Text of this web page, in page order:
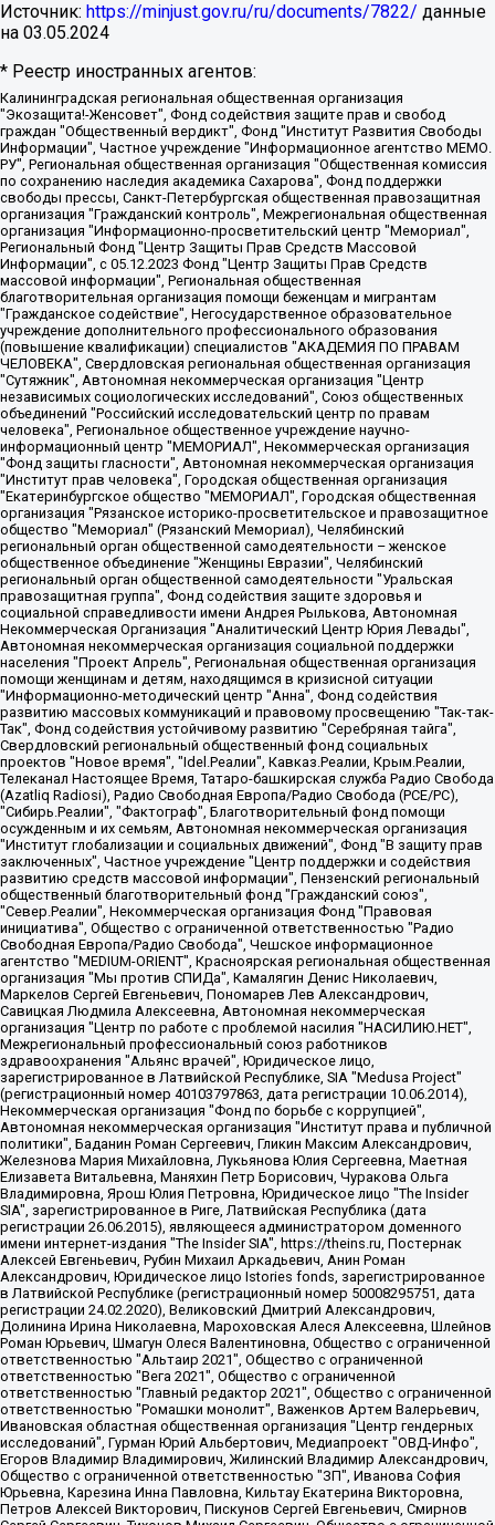
Источник: https://minjust.gov.ru/ru/documents/7822/ данные
на 03.05.2024
* Реестр иностранных агентов:
Калининградская региональная общественная организация "Экозащита!-Женсовет", Фонд содействия защите прав и свобод граждан "Общественный вердикт", Фонд "Институт Развития Свободы Информации", Частное учреждение "Информационное агентство МЕМО. РУ", Региональная общественная организация "Общественная комиссия по сохранению наследия академика Сахарова", Фонд поддержки свободы прессы, Санкт-Петербургская общественная правозащитная организация "Гражданский контроль", Межрегиональная общественная организация "Информационно-просветительский центр "Мемориал", Региональный Фонд "Центр Защиты Прав Средств Массовой Информации", с 05.12.2023 Фонд "Центр Защиты Прав Средств массовой информации", Региональная общественная благотворительная организация помощи беженцам и мигрантам "Гражданское содействие", Негосударственное образовательное учреждение дополнительного профессионального образования (повышение квалификации) специалистов "АКАДЕМИЯ ПО ПРАВАМ ЧЕЛОВЕКА", Свердловская региональная общественная организация "Сутяжник", Автономная некоммерческая организация "Центр независимых социологических исследований", Союз общественных объединений "Российский исследовательский центр по правам человека", Региональное общественное учреждение научно-информационный центр "МЕМОРИАЛ", Некоммерческая организация "Фонд защиты гласности", Автономная некоммерческая организация "Институт прав человека", Городская общественная организация "Екатеринбургское общество "МЕМОРИАЛ", Городская общественная организация "Рязанское историко-просветительское и правозащитное общество "Мемориал" (Рязанский Мемориал), Челябинский региональный орган общественной самодеятельности – женское общественное объединение "Женщины Евразии", Челябинский региональный орган общественной самодеятельности "Уральская правозащитная группа", Фонд содействия защите здоровья и социальной справедливости имени Андрея Рылькова, Автономная Некоммерческая Организация "Аналитический Центр Юрия Левады", Автономная некоммерческая организация социальной поддержки населения "Проект Апрель", Региональная общественная организация помощи женщинам и детям, находящимся в кризисной ситуации "Информационно-методический центр "Анна", Фонд содействия развитию массовых коммуникаций и правовому просвещению "Так-так-Так", Фонд содействия устойчивому развитию "Серебряная тайга", Свердловский региональный общественный фонд социальных проектов "Новое время", "Idel.Реалии", Кавказ.Реалии, Крым.Реалии, Телеканал Настоящее Время, Татаро-башкирская служба Радио Свобода (Azatliq Radiosi), Радио Свободная Европа/Радио Свобода (PCE/PC), "Сибирь.Реалии", "Фактограф", Благотворительный фонд помощи осужденным и их семьям, Автономная некоммерческая организация "Институт глобализации и социальных движений", Фонд "В защиту прав заключенных", Частное учреждение "Центр поддержки и содействия развитию средств массовой информации", Пензенский региональный общественный благотворительный фонд "Гражданский союз", "Север.Реалии", Некоммерческая организация Фонд "Правовая инициатива", Общество с ограниченной ответственностью "Радио Свободная Европа/Радио Свобода", Чешское информационное агентство "MEDIUM-ORIENT", Красноярская региональная общественная организация "Мы против СПИДа", Камалягин Денис Николаевич, Маркелов Сергей Евгеньевич, Пономарев Лев Александрович, Савицкая Людмила Алексеевна, Автономная некоммерческая организация "Центр по работе с проблемой насилия "НАСИЛИЮ.НЕТ", Межрегиональный профессиональный союз работников здравоохранения "Альянс врачей", Юридическое лицо, зарегистрированное в Латвийской Республике, SIA "Medusa Project" (регистрационный номер 40103797863, дата регистрации 10.06.2014), Некоммерческая организация "Фонд по борьбе с коррупцией", Автономная некоммерческая организация "Институт права и публичной политики", Баданин Роман Сергеевич, Гликин Максим Александрович, Железнова Мария Михайловна, Лукьянова Юлия Сергеевна, Маетная Елизавета Витальевна, Маняхин Петр Борисович, Чуракова Ольга Владимировна, Ярош Юлия Петровна, Юридическое лицо "The Insider SIA", зарегистрированное в Риге, Латвийская Республика (дата регистрации 26.06.2015), являющееся администратором доменного имени интернет-издания "The Insider SIA", https://theins.ru, Постернак Алексей Евгеньевич, Рубин Михаил Аркадьевич, Анин Роман Александрович, Юридическое лицо Istories fonds, зарегистрированное в Латвийской Республике (регистрационный номер 50008295751, дата регистрации 24.02.2020), Великовский Дмитрий Александрович, Долинина Ирина Николаевна, Мароховская Алеся Алексеевна, Шлейнов Роман Юрьевич, Шмагун Олеся Валентиновна, Общество с ограниченной ответственностью "Альтаир 2021", Общество с ограниченной ответственностью "Вега 2021", Общество с ограниченной ответственностью "Главный редактор 2021", Общество с ограниченной ответственностью "Ромашки монолит", Важенков Артем Валерьевич, Ивановская областная общественная организация "Центр гендерных исследований", Гурман Юрий Альбертович, Медиапроект "ОВД-Инфо", Егоров Владимир Владимирович, Жилинский Владимир Александрович, Общество с ограниченной ответственностью "ЗП", Иванова София Юрьевна, Карезина Инна Павловна, Кильтау Екатерина Викторовна, Петров Алексей Викторович, Пискунов Сергей Евгеньевич, Смирнов Сергей Сергеевич, Тихонов Михаил Сергеевич, Общество с ограниченной ответственностью "ЖУРНАЛИСТ-ИНОСТРАННЫЙ АГЕНТ", Арапова Галина Юрьевна, Вольтская Татьяна Анатольевна, Американская компания "Mason G.E.S. Anonymous Foundation" (США), являющаяся владельцем интернет-издания https://mnews.world/, Компания "Stichting Bellingcat", зарегистрированная в Нидерландах (дата регистрации 11.07.2018), Захаров Андрей Вячеславович, Клепиковская Екатерина Дмитриевна, Общество с ограниченной ответственностью "МЕМО", Перл Роман Александрович, Симонов Евгений Алексеевич, Соловьева Елена Анатольевна, Сотников Даниил Владимирович, Сурначева Елизавета Дмитриевна, Автономная некоммерческая организация по защите прав человека и информированию населения "Якутия – Наше Мнение", Общество с ограниченной ответственностью "Москоу диджитал медиа", с 26.01.2023 Общество с ограниченной ответственностью "Чайка Белые сады", Ветошкина Валерия Валерьевна, Заговора Максим Александрович, Межрегиональное общественное движение "Российская ЛГБТ - сеть", Оленичев Максим Владимирович, Павлов Иван Юрьевич, Скворцова Елена Сергеевна, Общество с ограниченной ответственностью "Как бы инагент", Кочетков Игорь Викторович, Общество с ограниченной ответственностью "Честные выборы", Еланчик Олег Александрович, Общество с ограниченной ответственностью "Нобелевский призыв", Гималова Регина Эмилевна, Григорьев Андрей Валерьевич, Григорьева Алина Александровна, Ассоциация по содействию защите прав призывников, альтернативнослужащих и военнослужащих "Правозащитная группа "Гражданин.Армия.Право", Хисамова Регина Фаритовна, Автономная некоммерческая организация по реализации социально-правовых программ "Лилит", Дальневосточное общественное движение "Маяк", Санкт-Петербургская ЛГБТ-инициативная группа "Выход", Инициативная группа ЛГБТ+ "Реверс", Алексеев Андрей Викторович, Бекбулатова Таисия Львовна, Беляев Иван Михайлович, Владыкина Елена Сергеевна, Гельман Марат Александрович, Никульшина Вероника Юрьевна, Толоконникова Надежда Андреевна, Шендерович Виктор Анатольевич, Общество с ограниченной ответственностью "Данное сообщение", Общество с ограниченной ответственностью Издательский дом "Новая глава", Айнбиндер Александра Александровна, Московский комьюнити-центр для ЛГБТ+инициатив, Благотворительный фонд развития филантропии, Deutsche Welle (Германия, Kurt-Schumacher-Strasse 3, 53113 Bonn), Борзунова Мария Михайловна, Воробьев Виктор Викторович, Голубева Анна Львовна, Константинова Алла Михайловна, Малкова Ирина Владимировна, Мурадов Мурад Абдулгалимович, Осетинская Елизавета Николаевна, Понасенков Евгений Николаевич, Ганапольский Матвей Юрьевич, Киселев Евгений Алексеевич, Борухович Ирина Григорьевна, Дремин Иван Тимофеевич, Дубровский Дмитрий Викторович, Красноярская региональная общественная организация поддержки и развития альтернативных образовательных технологий и межкультурных коммуникаций "ИНТЕРРА", Маяковская Екатерина Алексеевна, Фейгин Марк Захарович, Филимонов Андрей Викторович, Дзугкоева Регина Николаевна, Доброхотов Роман Александрович, Дудь Юрий Александрович, Елкин Сергей Владимирович, Кругликов Кирилл Игоревич, Сабунаева Мария Леонидовна, Семенов Алексей Владимирович, Шаинян Карен Багратович, Шульман Екатерина Михайловна, Асафьев Артур Валерьевич, Вахштайн Виктор Семенович, Венедиктов Алексей Алексеевич, Лушникова Екатерина Евгеньевна, Волков Леонид Михайлович, Невзоров Александр Глебович, Пархоменко Сергей Борисович, Сироткин Ярослав Николаевич, Кара-Мурза Владимир Владимирович, Баранова Наталья Владимировна, Гозман Леонид Яковлевич, Кагарлицкий Борис Юльевич, Климарев Михаил Валерьевич, Милов Владимир Станиславович, Автономная некоммерческая организация Краснодарский центр современного искусства "Типография", Моргенштерн Алишер Тагирович, Соболь Любовь Эдуардовна, Общество с ограниченной ответственностью "ЛИЗА НОРМ", Каспаров Гарри Кимович, Ходорковский Михаил Борисович, Общество с ограниченной ответственностью "Апрельские тезисы", Данилович Ирина Брониславовна, Кашин Олег Владимирович, Петров Николай Владимирович, Пивоваров Алексей Владимирович, Соколов Михаил Владимирович, Цветкова Юлия Владимировна, Чичваркин Евгений Александрович, Комитет против пыток/Команда против пыток, Общество с ограниченной ответственностью "Первый научный", Общество с ограниченной ответственностью "Вертолет и ко", Белоцерковская Вероника Борисовна, Кац Максим Евгеньевич, Лазарева Татьяна Юрьевна, Шаведдинов Руслан Табризович, Яшин Илья Валерьевич, Общество с ограниченной ответственностью "Иноагент ААВ", Алешковский Дмитрий Петрович, Альбац Евгения Марковна, Быков Дмитрий Львович, Галямина Юлия Евгеньевна, Лойко Сергей Леонидович, Мартынов Кирилл Константинович, Медведев Сергей Александрович, Крашенинников Федор Геннадиевич, Гордеева Катерина Вл